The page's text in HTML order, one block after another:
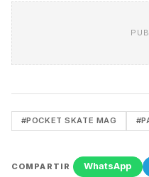
#POCKET SKATE MAG
COMPARTIR WhatsApp